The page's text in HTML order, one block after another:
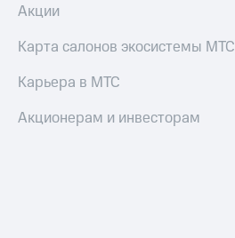
Акции
Карта салонов экосистемы МТС
Карьера в МТС
Акционерам и инвесторам